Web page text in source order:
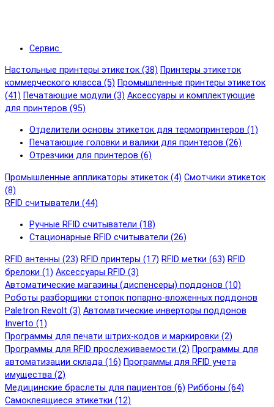
Сервис
Настольные принтеры этикеток (38) Принтеры этикеток
коммерческого класса (5) Промышленные принтеры этикеток
(41) Печатающие модули (3) Аксессуары и комплектующие
для принтеров (95)
Отделители основы этикеток для термопринтеров (1)
Печатающие головки и валики для принтеров (26)
Отрезчики для принтеров (6)
Промышленные аппликаторы этикеток (4) Смотчики этикеток
(8)
RFID cчитыватели (44)
Ручные RFID cчитыватели (18)
Стационарные RFID cчитыватели (26)
RFID антенны (23) RFID принтеры (17) RFID метки (63) RFID
брелоки (1) Аксессуары RFID (3)
Автоматические магазины (диспенсеры) поддонов (10)
Роботы разборщики стопок попарно-вложенных поддонов
Paletron Revolt (3) Автоматические инверторы поддонов
Inverto (1)
Программы для печати штрих-кодов и маркировки (2)
Программы для RFID прослеживаемости (2) Программы для
автоматизации склада (16) Программы для RFID учета
имущества (2)
Медицинские браслеты для пациентов (6) Риббоны (64)
Самоклеящиеся этикетки (12)